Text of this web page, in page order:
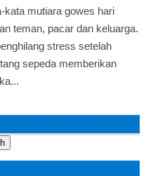
kata mutiara gowes hari
teman, pacar dan keluarga.
stress setelah
sepeda memberikan